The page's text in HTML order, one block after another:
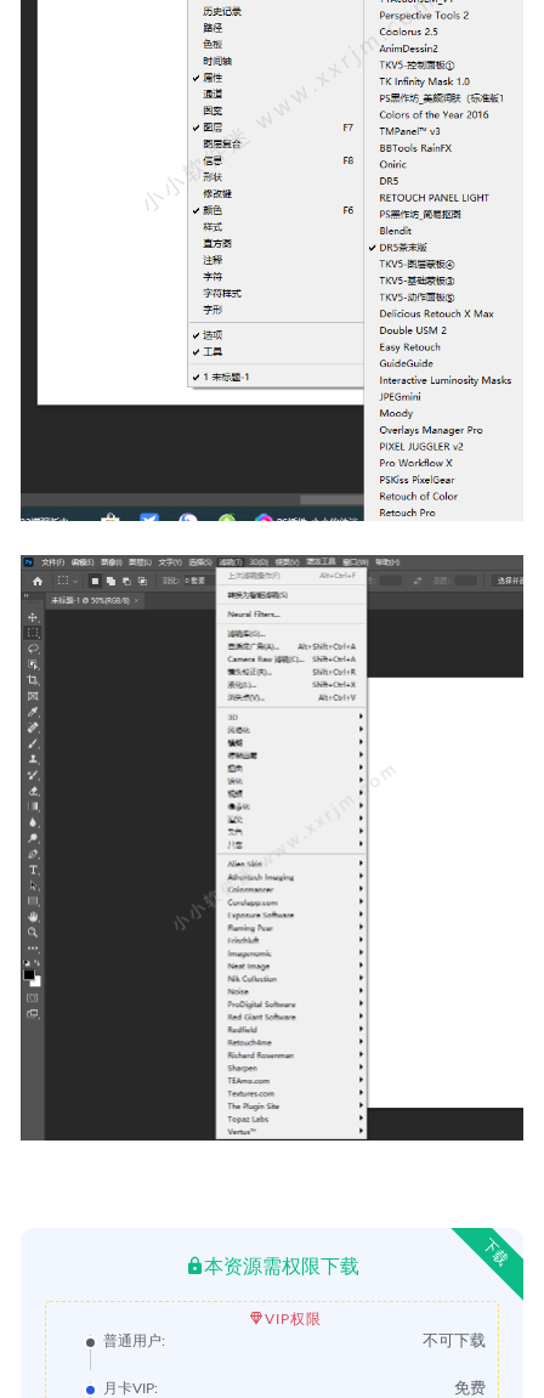
下载
本资源需权限下载
VIP权限
普通用户:
不可下载
月卡VIP: 免费